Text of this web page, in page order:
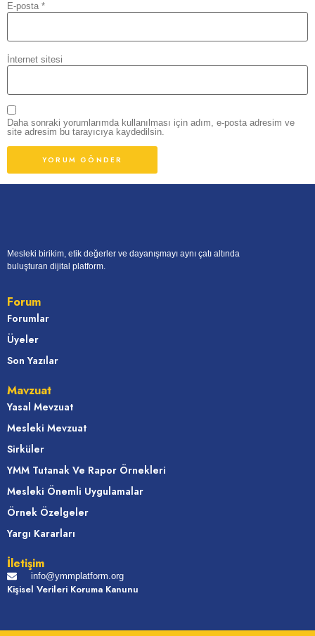
E-posta *
İnternet sitesi
Daha sonraki yorumlarımda kullanılması için adım, e-posta adresim ve
site adresim bu tarayıcıya kaydedilsin.
Mesleki birikim, etik değerler ve dayanışmayı aynı çatı altında
buluşturan dijital platform.
Forum
Forumlar
Üyeler
Son Yazılar
Mavzuat
Yasal Mevzuat
Mesleki Mevzuat
Sirküler
YMM Tutanak Ve Rapor Örnekleri
Mesleki Önemli Uygulamalar
Örnek Özelgeler
Yargı Kararları
İletişim
info@ymmplatform.org
Kişisel Verileri Koruma Kanunu